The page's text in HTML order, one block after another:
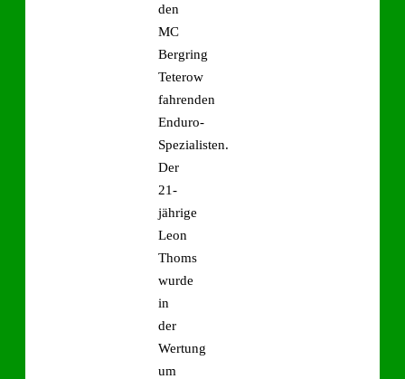
den
MC
Bergring
Teterow
fahrenden
Enduro-
Spezialisten.
Der
21-
jährige
Leon
Thoms
wurde
in
der
Wertung
um